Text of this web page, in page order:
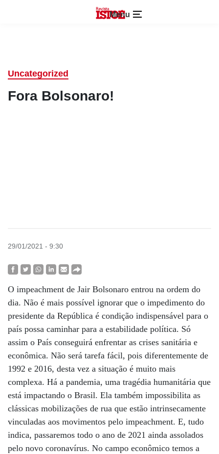
Menu
Uncategorized
Fora Bolsonaro!
29/01/2021 - 9:30
O impeachment de Jair Bolsonaro entrou na ordem do
dia. Não é mais possível ignorar que o impedimento do
presidente da República é condição indispensável para o
país possa caminhar para a estabilidade política. Só
assim o País conseguirá enfrentar as crises sanitária e
econômica. Não será tarefa fácil, pois diferentemente de
1992 e 2016, desta vez a situação é muito mais
complexa. Há a pandemia, uma tragédia humanitária que
está impactando o Brasil. Ela também impossibilita as
clássicas mobilizações de rua que estão intrinsecamente
vinculadas aos movimentos pelo impeachment. E, tudo
indica, passaremos todo o ano de 2021 ainda assolados
pelo novo coronavírus. No campo econômico temos a